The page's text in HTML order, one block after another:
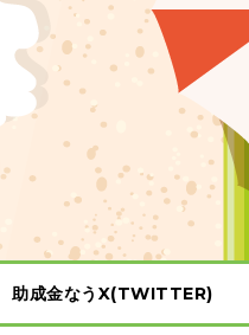
助成金なうX(TWITTER)